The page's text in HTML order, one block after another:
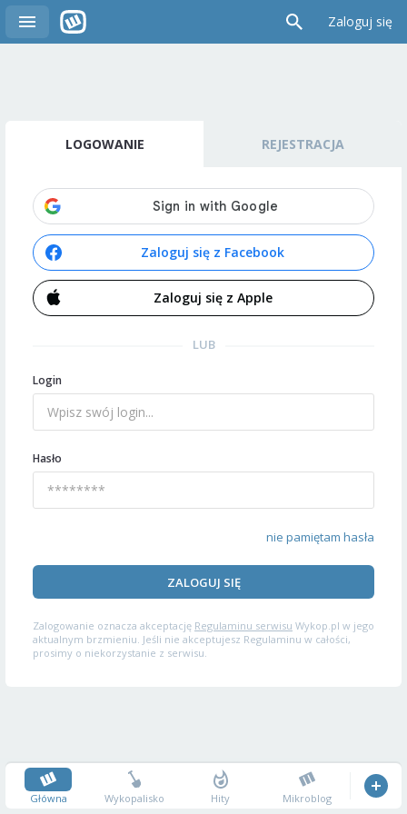
Zaloguj się
LOGOWANIE REJESTRACJA
Zaloguj się z Facebook
Zaloguj się z Apple
LUB
Login
Hasło
nie pamiętam hasła
ZALOGUJ SIĘ
Zalogowanie oznacza akceptację Regulaminu serwisu Wykop.pl w jego
aktualnym brzmieniu. Jeśli nie akceptujesz Regulaminu w całości,
prosimy o niekorzystanie z serwisu.
Główna Wykopalisko Hity Mikroblog